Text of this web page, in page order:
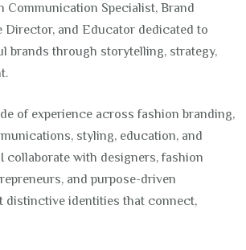
Communication Specialist, Brand
Director, and Educator dedicated to
brands through storytelling, strategy,
of experience across fashion branding,
styling, education, and
collaborate with designers, fashion
and purpose-driven
distinctive identities that connect,